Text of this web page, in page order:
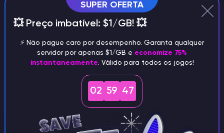
de transferências de ficheiros sem
complicações para as suas
necessidades de alojamento
Godlike
Vantagens do
anfitrião
SUPER OFERTA
💥 Preço imbatível: $1/GB! 💥
⚡️ Não pague caro por desempenho. Garanta qualquer
servidor por apenas $1/GB e economize 75%
instantaneamente. Válido para todos os jogos!
02 59 45